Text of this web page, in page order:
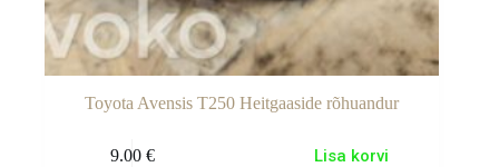
Toyota Avensis T250 Heitgaaside rõhuandur
9.00 € Lisa korvi